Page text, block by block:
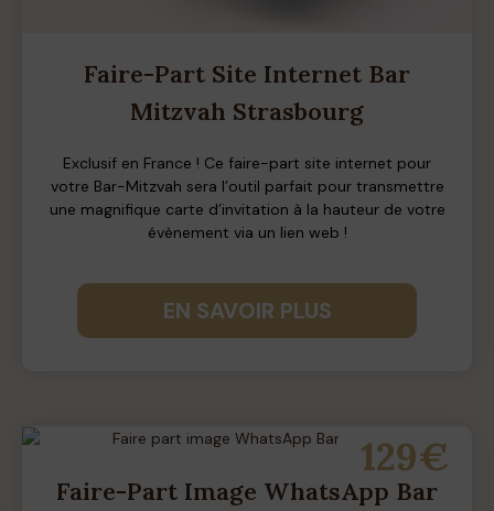
Faire-Part Site Internet Bar
Mitzvah Strasbourg
Exclusif en France ! Ce faire-part site internet pour
votre Bar-Mitzvah sera l’outil parfait pour transmettre
une magnifique carte d’invitation à la hauteur de votre
évènement via un lien web !
EN SAVOIR PLUS
129€
Faire-Part Image WhatsApp Bar